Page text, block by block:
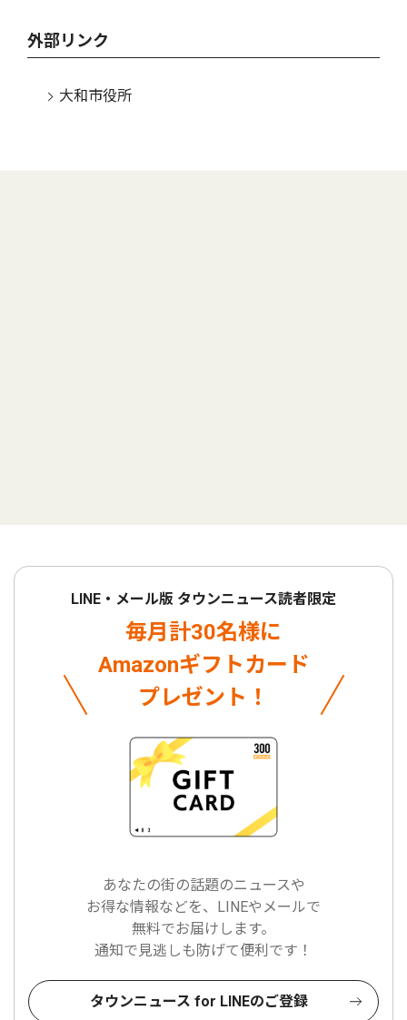
外部リンク
大和市役所
LINE・メール版 タウンニュース読者限定
毎月計30名様に
Amazonギフトカード
プレゼント！
あなたの街の話題のニュースや
お得な情報などを、LINEやメールで
無料でお届けします。
通知で見逃しも防げて便利です！
タウンニュース for LINEのご登録